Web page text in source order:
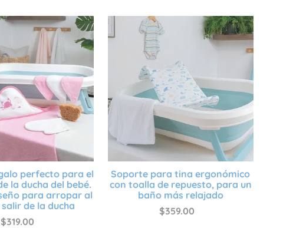
perfecto para el
la ducha del bebé.
para arropar al
de la ducha
$319.00
Soporte para tina ergonómico
con toalla de repuesto, para un
baño más relajado
$359.00